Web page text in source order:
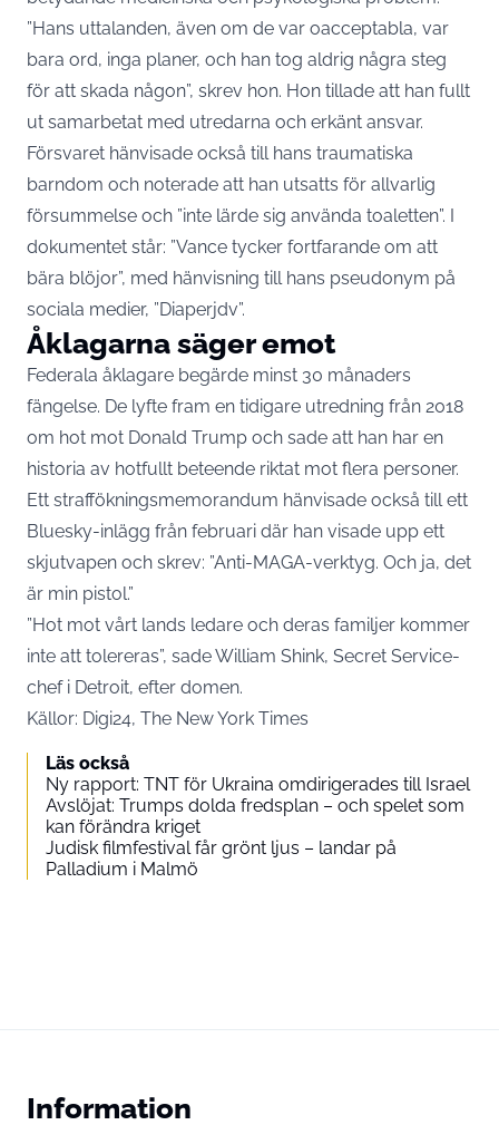
”Hans uttalanden, även om de var oacceptabla, var
bara ord, inga planer, och han tog aldrig några steg
för att skada någon”, skrev hon. Hon tillade att han fullt
ut samarbetat med utredarna och erkänt ansvar.
Försvaret hänvisade också till hans traumatiska
barndom och noterade att han utsatts för allvarlig
försummelse och ”inte lärde sig använda toaletten”. I
dokumentet står: ”Vance tycker fortfarande om att
bära blöjor”, med hänvisning till hans pseudonym på
sociala medier, ”Diaperjdv”.
Åklagarna säger emot
Federala åklagare begärde minst 30 månaders
fängelse. De lyfte fram en tidigare utredning från 2018
om hot mot Donald Trump och sade att han har en
historia av hotfullt beteende riktat mot flera personer.
Ett straffökningsmemorandum hänvisade också till ett
Bluesky-inlägg från februari där han visade upp ett
skjutvapen och skrev: ”Anti-MAGA-verktyg. Och ja, det
är min pistol.”
”Hot mot vårt lands ledare och deras familjer kommer
inte att tolereras”, sade William Shink, Secret Service-
chef i Detroit, efter domen.
Källor: Digi24, The New York Times
Läs också
Ny rapport: TNT för Ukraina omdirigerades till Israel
Avslöjat: Trumps dolda fredsplan – och spelet som
kan förändra kriget
Judisk filmfestival får grönt ljus – landar på
Palladium i Malmö
Information